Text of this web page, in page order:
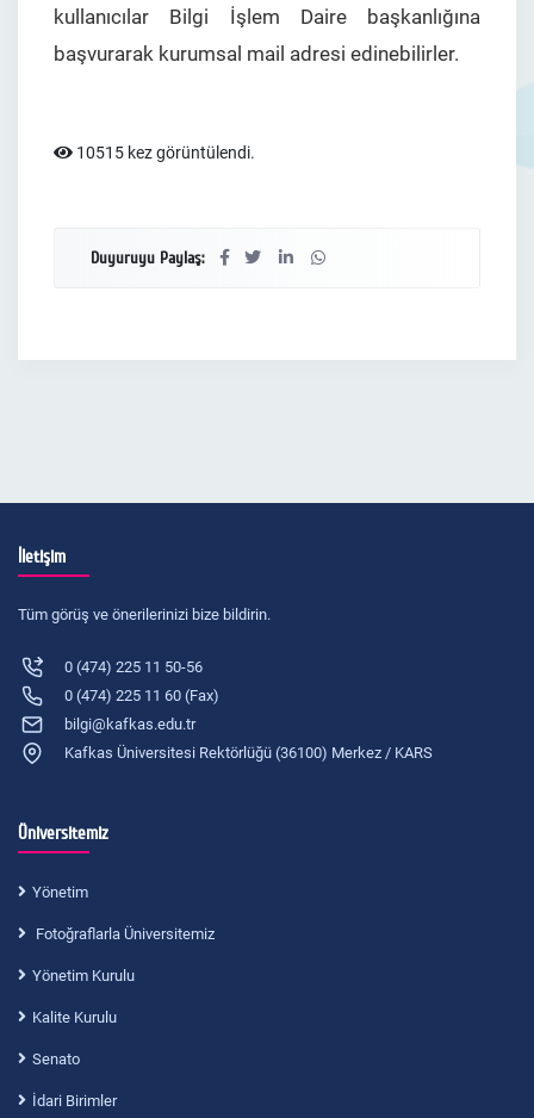
kullanıcılar Bilgi İşlem Daire başkanlığına
başvurarak kurumsal mail adresi edinebilirler.
10515 kez görüntülendi.
Duyuruyu Paylaş:
İletişim
Tüm görüş ve önerilerinizi bize bildirin.
0 (474) 225 11 50-56
0 (474) 225 11 60 (Fax)
bilgi@kafkas.edu.tr
Kafkas Üniversitesi Rektörlüğü (36100) Merkez / KARS
Üniversitemiz
Yönetim
Fotoğraflarla Üniversitemiz
Yönetim Kurulu
Kalite Kurulu
Senato
İdari Birimler